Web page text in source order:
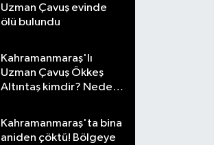
Uzman Çavuş evinde
ölü bulundu
Kahramanmaraş'lı
Uzman Çavuş Ökkeş
Altıntaş kimdir? Neden
Kahramanmaraş'ta bina
aniden çöktü! Bölgeye